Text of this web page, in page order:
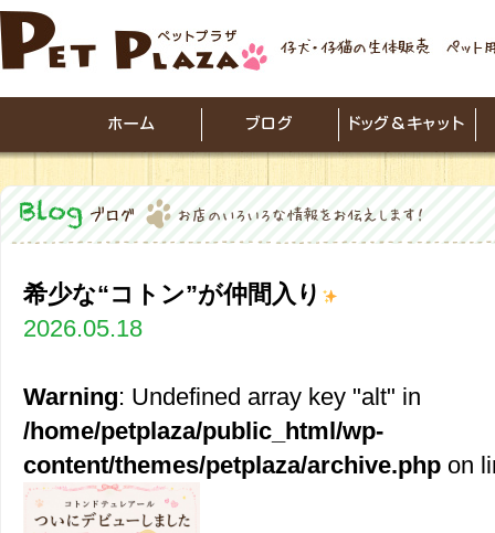
希少な“コトン”が仲間入り
2026.05.18
Warning: Undefined array key "alt" in
/home/petplaza/public_html/wp-
content/themes/petplaza/archive.php on